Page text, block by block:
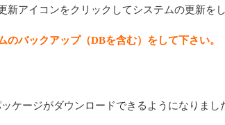
アイコンをクリックしてシステムの更新をし
バックアップ（DBを含む）をして下さい。
ケージがダウンロードできるようになりま